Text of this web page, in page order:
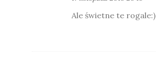
Ale świetne te rogale:)